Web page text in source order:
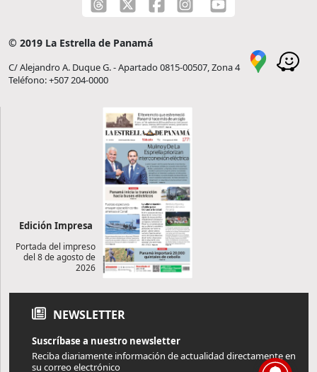
© 2019 La Estrella de Panamá
C/ Alejandro A. Duque G. - Apartado 0815-00507, Zona 4
Teléfono: +507 204-0000
Edición Impresa
Portada del impreso
del 8 de agosto de
2026
NEWSLETTER
Suscríbase a nuestro newsletter
Reciba diariamente información de actualidad directamente en
su correo electrónico